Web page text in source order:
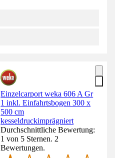
Einzelcarport weka 606 A Gr
1 inkl. Einfahrtsbogen 300 x
500 cm
kesseldruckimprägniert
Durchschnittliche Bewertung:
1 von 5 Sternen. 2
Bewertungen.